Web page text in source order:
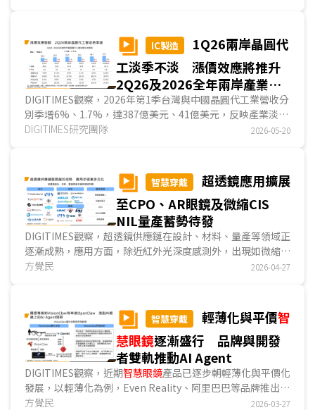
估2030年AI眼鏡出貨量有望較2025年成長10倍，並且除了
Google、蘋果等品牌相繼布局AI眼鏡引起市場關注外，AI
Agent應用也將推動AI眼鏡成長，預期AI眼鏡將成為驅動未來
個人AI Agent的入口。...
IC製造
1Q26兩岸晶圓代
工淡季不淡 漲價效應將推升
2Q26及2026全年兩岸產業營
收
DIGITIMES觀察，2026年第1季台灣與中國晶圓代工業營收分
別季增6%、1.7%，達387億美元、41億美元，反映產業淡季
不淡，而AI應用與官方政策分別是台灣與中國業者重要的營收
皆將再成長超過10%，並且預估同步推升2026全年合計營收
年增率皆達25%以上。...
DIGITIMES研究團隊 2026-05-20
智慧穿戴
超透鏡應用擴展
至CPO、AR眼鏡及微縮CIS
NIL量產蓄勢待發
DIGITIMES觀察，超透鏡供應鏈在設計、材料、量產等領域正
逐漸成熟，應用方面，除近紅外光深度感測外，出現如微縮
CIS畫素、遠紅外光鏡頭、CPO、懸浮／防窺螢幕、AR光波導
米壓印微影(NIL)雖仍在克服技術與良率，但被業界看好。整
體而言，超透鏡正蓬勃發展中。...
方覺民 2026-04-27
智慧穿戴 輕薄化與平價智
慧眼鏡逐漸盛行 品牌與開發
者雙軌推動AI Agent
DIGITIMES觀察，近期智慧眼鏡產品已逐步朝輕薄化與平價化
發展，以輕薄化為例，Even Reality、阿里巴巴等品牌推出的
智慧眼鏡
，鏡腿厚度已接近一般眼鏡外型；在平價化方面，美
方覺民 2026-03-27